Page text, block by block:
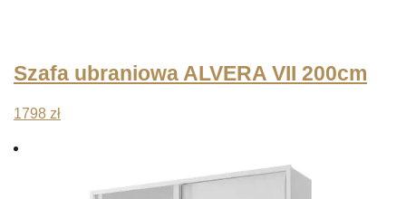
Szafa ubraniowa ALVERA VII 200cm
1798 zł